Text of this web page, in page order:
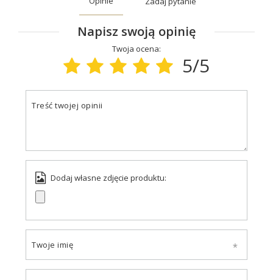
Napisz swoją opinię
Twoja ocena:
5/5
Treść twojej opinii
Dodaj własne zdjęcie produktu:
Twoje imię